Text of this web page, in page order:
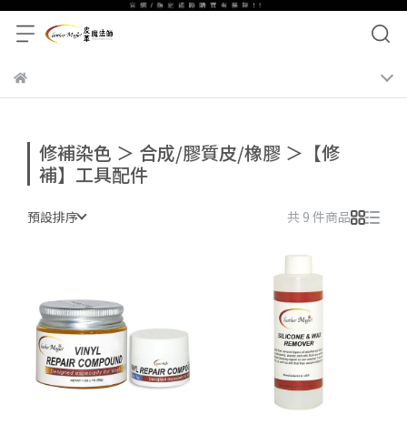
修補染色 ＞ 合成/膠質皮/橡膠 ＞【修
補】工具配件
預設排序 共 9 件商品